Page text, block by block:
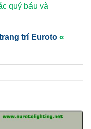
quý báu và
trí Euroto «